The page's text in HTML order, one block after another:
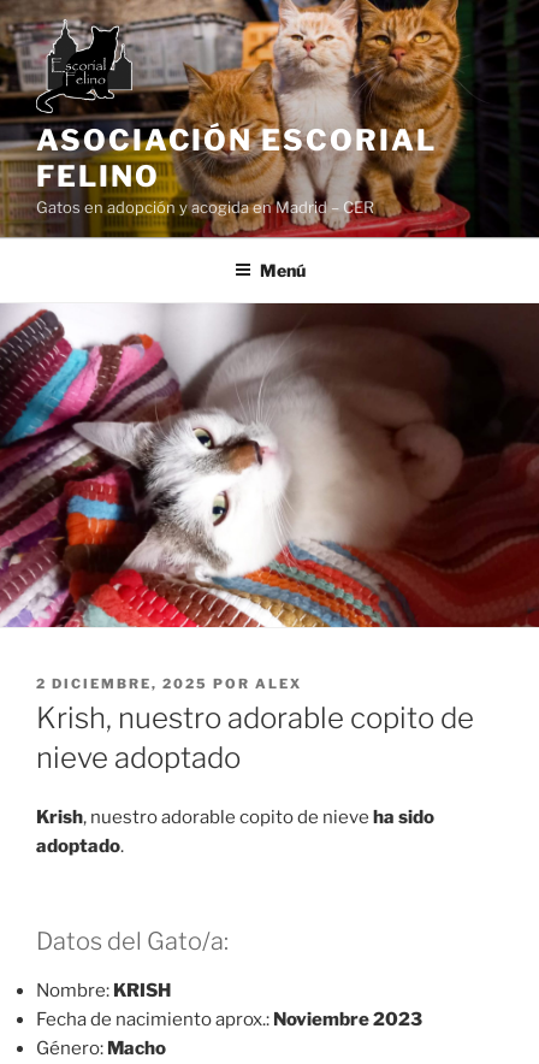
Saltar
al
contenido
ASOCIACIÓN ESCORIAL
FELINO
Gatos en adopción y acogida en Madrid – CER
Menú
PUBLICADO
EL
2 DICIEMBRE, 2025 POR ALEX
Krish, nuestro adorable copito de
nieve adoptado
Krish, nuestro adorable copito de nieve ha sido
adoptado.
Datos del Gato/a:
Nombre: KRISH
Fecha de nacimiento aprox.: Noviembre 2023
Género: Macho